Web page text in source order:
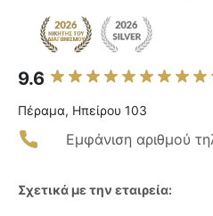
9.6
Πέραμα, Ηπείρου 103
Εμφάνιση αριθμού
Σχετικά με την εταιρεία: